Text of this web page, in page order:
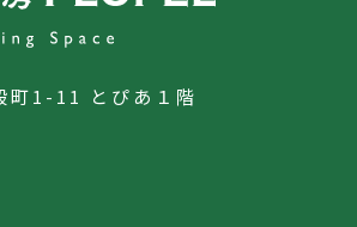
町1-11
とぴあ１階